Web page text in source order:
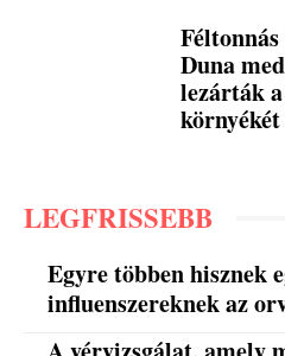
Duna
lezárták
környékét
LEGFRISSEBB
Egyre többen hisznek
influenszereknek az